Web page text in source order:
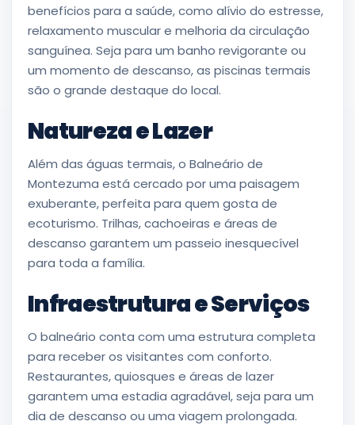
benefícios para a saúde, como alívio do estresse,
relaxamento muscular e melhoria da circulação
sanguínea. Seja para um banho revigorante ou
um momento de descanso, as piscinas termais
são o grande destaque do local.
Natureza e Lazer
Além das águas termais, o Balneário de
Montezuma está cercado por uma paisagem
exuberante, perfeita para quem gosta de
ecoturismo. Trilhas, cachoeiras e áreas de
descanso garantem um passeio inesquecível
para toda a família.
Infraestrutura e Serviços
O balneário conta com uma estrutura completa
para receber os visitantes com conforto.
Restaurantes, quiosques e áreas de lazer
garantem uma estadia agradável, seja para um
dia de descanso ou uma viagem prolongada.